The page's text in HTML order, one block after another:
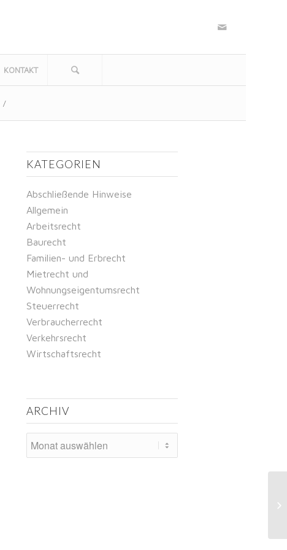
KONTAKT
/
KATEGORIEN
Abschließende Hinweise
Allgemein
Arbeitsrecht
Baurecht
Familien- und Erbrecht
Mietrecht und
Wohnungseigentumsrecht
Steuerrecht
Verbraucherrecht
Verkehrsrecht
Wirtschaftsrecht
ARCHIV